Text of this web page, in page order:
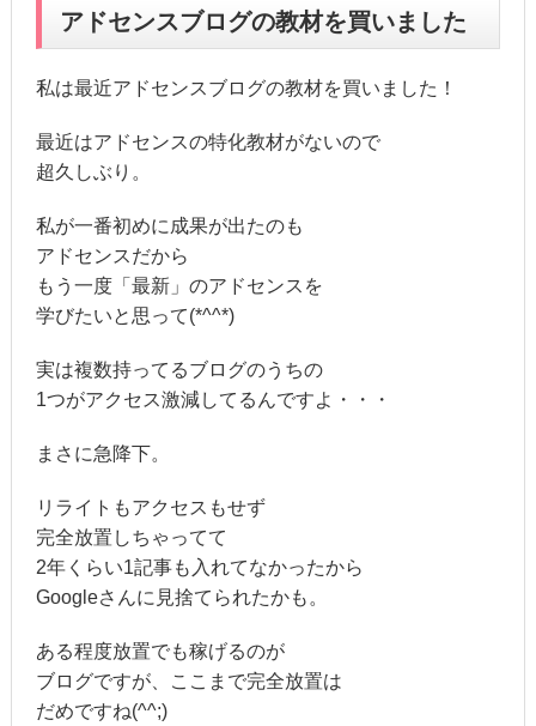
アドセンスブログの教材を買いました
私は最近アドセンスブログの教材を買いました！
最近はアドセンスの特化教材がないので
超久しぶり。
私が一番初めに成果が出たのも
アドセンスだから
もう一度「最新」のアドセンスを
学びたいと思って(*^^*)
実は複数持ってるブログのうちの
1つがアクセス激減してるんですよ・・・
まさに急降下。
リライトもアクセスもせず
完全放置しちゃってて
2年くらい1記事も入れてなかったから
Googleさんに見捨てられたかも。
ある程度放置でも稼げるのが
ブログですが、ここまで完全放置は
だめですね(^^;)